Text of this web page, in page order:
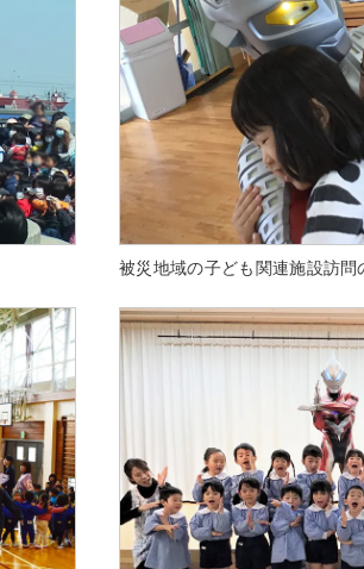
被災地域の子ども関連施設訪問